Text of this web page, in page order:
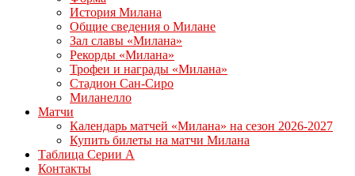
История Милана
Общие сведения о Милане
Зал славы «Милана»
Рекорды «Милана»
Трофеи и награды «Милана»
Стадион Сан-Сиро
Миланелло
Матчи
Календарь матчей «Милана» на сезон 2026-2027
Купить билеты на матчи Милана
Таблица Серии А
Контакты